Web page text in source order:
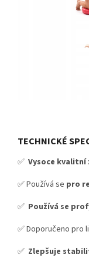
TECHNICKÉ
✅ Vysoce kvalitní
✅ Používá se pro
✅ Používá se
✅ Doporučeno pro
✅ Zlepšuje